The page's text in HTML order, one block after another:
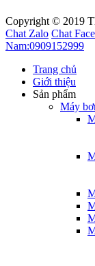
Copyright © 2019
Chat Zalo Chat
Nam:0909152999
Trang chủ
Giới thiệu
Sản phẩm
Máy